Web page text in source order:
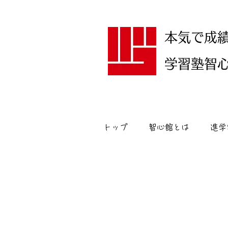
本気で成
学習塾智
トップ 智心館とは 進